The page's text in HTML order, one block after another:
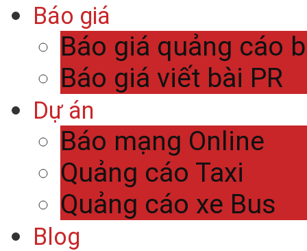
Báo giá
Báo giá quảng cáo
Báo giá viết bài PR
Dự án
Báo mạng Online
Quảng cáo Taxi
Quảng cáo xe Bus
Blog